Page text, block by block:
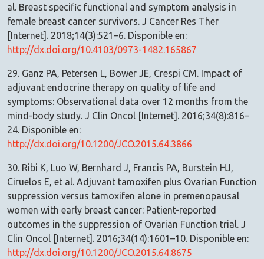
al. Breast specific functional and symptom analysis in
female breast cancer survivors. J Cancer Res Ther
[Internet]. 2018;14(3):521–6. Disponible en:
http://dx.doi.org/10.4103/0973-1482.165867
29. Ganz PA, Petersen L, Bower JE, Crespi CM. Impact of
adjuvant endocrine therapy on quality of life and
symptoms: Observational data over 12 months from the
mind-body study. J Clin Oncol [Internet]. 2016;34(8):816–
24. Disponible en:
http://dx.doi.org/10.1200/JCO.2015.64.3866
30. Ribi K, Luo W, Bernhard J, Francis PA, Burstein HJ,
Ciruelos E, et al. Adjuvant tamoxifen plus Ovarian Function
suppression versus tamoxifen alone in premenopausal
women with early breast cancer: Patient-reported
outcomes in the suppression of Ovarian Function trial. J
Clin Oncol [Internet]. 2016;34(14):1601–10. Disponible en:
http://dx.doi.org/10.1200/JCO.2015.64.8675